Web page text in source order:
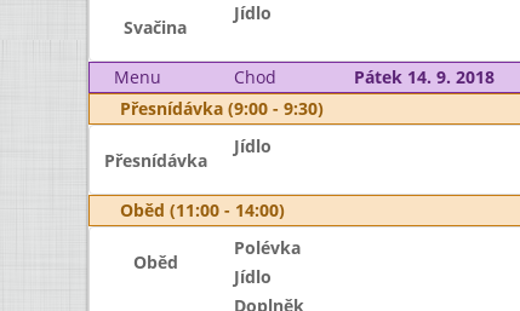
Svačina
Jídlo
Menu Chod Pátek 14. 9. 2018
Přesnídávka (9:00 - 9:30)
Přesnídávka
Jídlo
Oběd (11:00 - 14:00)
Oběd
Polévka
Jídlo
Doplněk